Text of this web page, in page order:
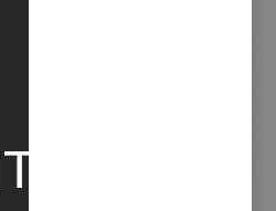
POSITIVA. SONO 16 GIORNI